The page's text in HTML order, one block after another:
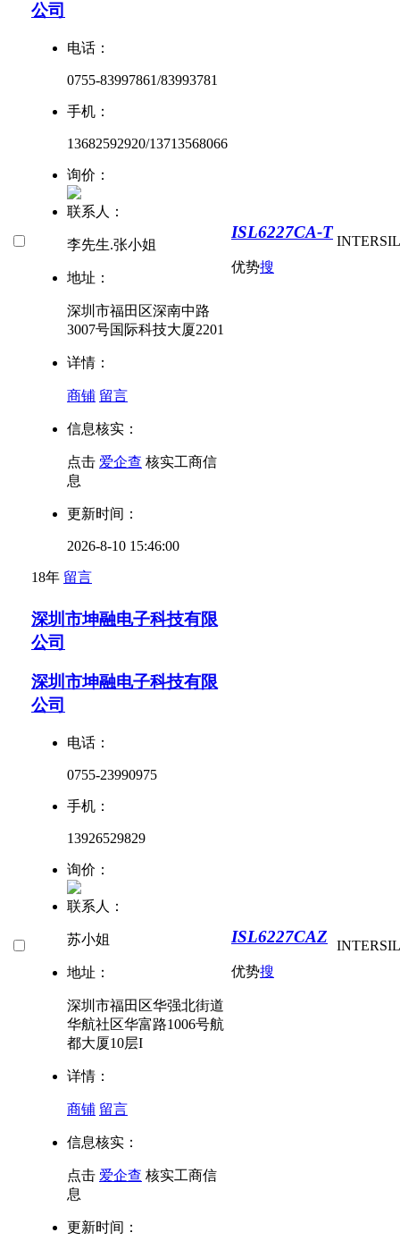
公司
电话：
0755-83997861/83993781
手机：
13682592920/13713568066
询价：
联系人：
李先生.张小姐
地址：
深圳市福田区深南中路
3007号国际科技大厦2201
详情：
商铺 留言
信息核实：
点击 爱企查 核实工商信
息
更新时间：
2026-8-10 15:46:00
18年 留言
ISL6227CA-T
优势搜
INTERSIL
深圳市坤融电子科技有限
公司
深圳市坤融电子科技有限
公司
电话：
0755-23990975
手机：
13926529829
询价：
联系人：
苏小姐
地址：
深圳市福田区华强北街道
华航社区华富路1006号航
都大厦10层I
详情：
商铺 留言
信息核实：
点击 爱企查 核实工商信
息
更新时间：
ISL6227CAZ
优势搜
INTERSIL